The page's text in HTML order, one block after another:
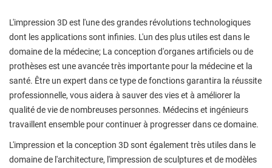
L'impression 3D est l'une des grandes révolutions technologiques
dont les applications sont infinies. L'un des plus utiles est dans le
domaine de la médecine; La conception d'organes artificiels ou de
prothèses est une avancée très importante pour la médecine et la
santé. Être un expert dans ce type de fonctions garantira la réussite
professionnelle, vous aidera à sauver des vies et à améliorer la
qualité de vie de nombreuses personnes. Médecins et ingénieurs
travaillent ensemble pour continuer à progresser dans ce domaine.
L'impression et la conception 3D sont également très utiles dans le
domaine de l'architecture, l'impression de sculptures et de modèles